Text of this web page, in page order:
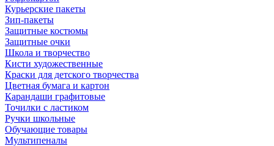
Курьерские пакеты
Зип-пакеты
Защитные костюмы
Защитные очки
Школа и творчество
Кисти художественные
Краски для детского творчества
Цветная бумага и картон
Карандаши графитовые
Точилки с ластиком
Ручки школьные
Обучающие товары
Мультипеналы